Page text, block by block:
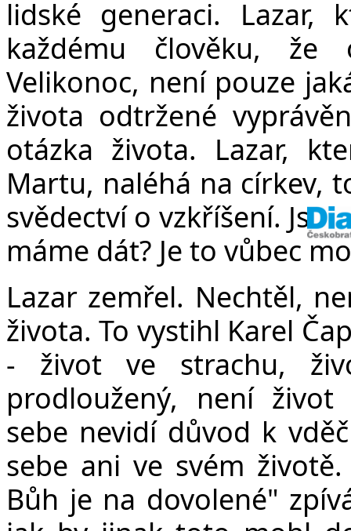
lidské generaci. Lazar,
každému člověku, že
Velikonoc, není pouze
života odtržené
otázka života. Lazar,
Martu, naléhá na církev,
svědectví o vzkříšení.
máme dát? Je to vůbec
Lazar zemřel. Nechtěl,
života. To vystihl Karel
- život ve strachu,
prodloužený, není
sebe nevidí důvod k
sebe ani ve svém
Bůh je na dovolené"